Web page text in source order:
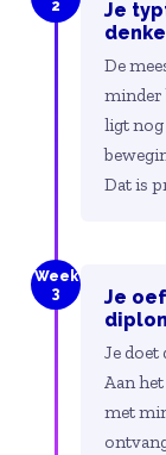
2
Je
De
minder
ligt nog
Dat is
Week
3
Je
Je doet
Aan
met